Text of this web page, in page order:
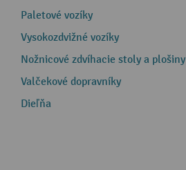
Paletové vozíky
Vysokozdvižné vozíky
Nožnicové zdvíhacie stoly a plošiny
Valčekové dopravníky
Dieľňa